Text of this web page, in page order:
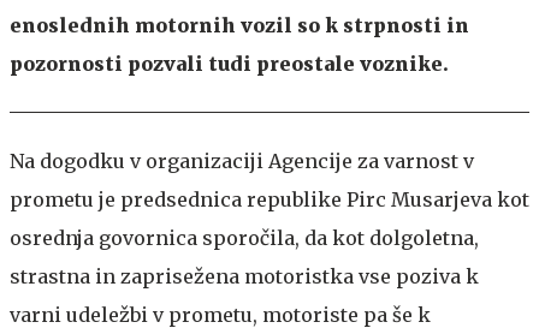
enoslednih motornih vozil so k strpnosti in
pozornosti pozvali tudi preostale voznike.
Na dogodku v organizaciji Agencije za varnost v
prometu je predsednica republike Pirc Musarjeva kot
osrednja govornica sporočila, da kot dolgoletna,
strastna in zaprisežena motoristka vse poziva k
varni udeležbi v prometu, motoriste pa še k